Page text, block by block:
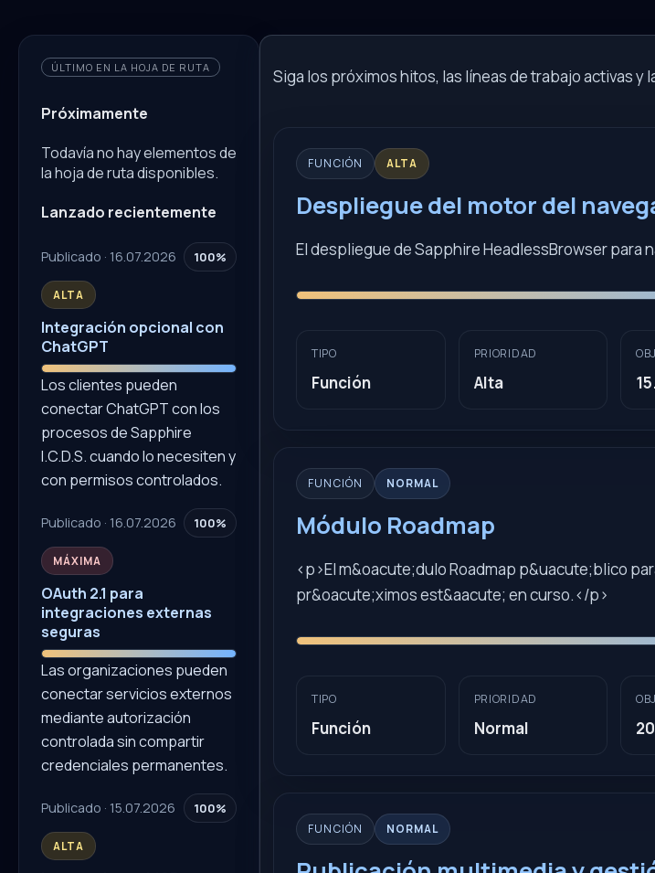
ÚLTIMO EN LA HOJA DE RUTA
Próximamente
Todavía no hay elementos de
la hoja de ruta disponibles.
Lanzado recientemente
Publicado · 16.07.2026 100%
ALTA
Integración opcional con
ChatGPT
Los clientes pueden
conectar ChatGPT con los
procesos de Sapphire
I.C.D.S. cuando lo necesiten y
con permisos controlados.
Publicado · 16.07.2026 100%
MÁXIMA
OAuth 2.1 para
integraciones externas
seguras
Las organizaciones pueden
conectar servicios externos
mediante autorización
controlada sin compartir
credenciales permanentes.
Publicado · 15.07.2026 100%
ALTA
Siga los próximos hitos, las líneas de trabajo activas
FUNCIÓN ALTA
Despliegue del motor del
El despliegue de Sapphire HeadlessBrowser para
TIPO
Función
PRIORIDAD
Alta
FUNCIÓN NORMAL
Módulo Roadmap
<p>El m&oacute;dulo Roadmap p&uacute;blico
pr&oacute;ximos est&aacute; en curso.</p>
TIPO
Función
PRIORIDAD
Normal
FUNCIÓN NORMAL